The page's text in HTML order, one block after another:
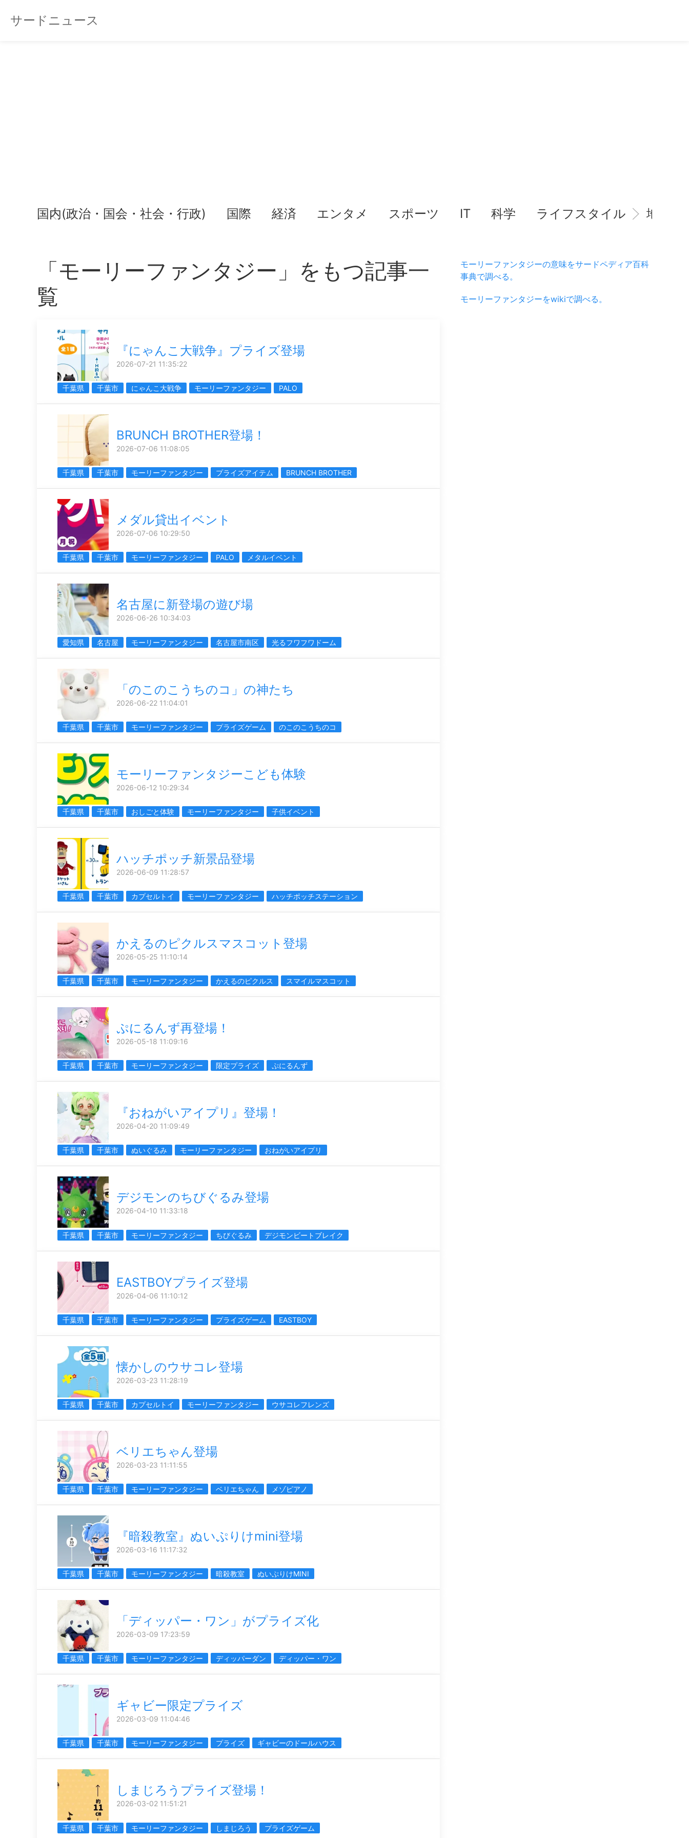
サードニュース
国内(政治・国会・社会・行政) 国際 経済 エンタメ スポーツ IT 科学 ライフスタイル 地域情
「モーリーファンタジー」をもつ記事一
覧
『にゃんこ大戦争』プライズ登場
2026-07-21 11:35:22
千葉県 千葉市 にゃんこ大戦争 モーリーファンタジー PALO
BRUNCH BROTHER登場！
2026-07-06 11:08:05
千葉県 千葉市 モーリーファンタジー プライズアイテム BRUNCH BROTHER
メダル貸出イベント
2026-07-06 10:29:50
千葉県 千葉市 モーリーファンタジー PALO メタルイベント
名古屋に新登場の遊び場
2026-06-26 10:34:03
愛知県 名古屋 モーリーファンタジー 名古屋市南区 光るフワフワドーム
「のこのこうちのコ」の神たち
2026-06-22 11:04:01
千葉県 千葉市 モーリーファンタジー プライズゲーム のこのこうちのコ
モーリーファンタジーこども体験
2026-06-12 10:29:34
千葉県 千葉市 おしごと体験 モーリーファンタジー 子供イベント
ハッチポッチ新景品登場
2026-06-09 11:28:57
千葉県 千葉市 カプセルトイ モーリーファンタジー ハッチポッチステーション
かえるのピクルスマスコット登場
2026-05-25 11:10:14
千葉県 千葉市 モーリーファンタジー かえるのピクルス スマイルマスコット
ぷにるんず再登場！
2026-05-18 11:09:16
千葉県 千葉市 モーリーファンタジー 限定プライズ ぷにるんず
『おねがいアイプリ』登場！
2026-04-20 11:09:49
千葉県 千葉市 ぬいぐるみ モーリーファンタジー おねがいアイプリ
デジモンのちびぐるみ登場
2026-04-10 11:33:18
千葉県 千葉市 モーリーファンタジー ちびぐるみ デジモンビートブレイク
EASTBOYプライズ登場
2026-04-06 11:10:12
千葉県 千葉市 モーリーファンタジー プライズゲーム EASTBOY
懐かしのウサコレ登場
2026-03-23 11:28:19
千葉県 千葉市 カプセルトイ モーリーファンタジー ウサコレフレンズ
ベリエちゃん登場
2026-03-23 11:11:55
千葉県 千葉市 モーリーファンタジー ベリエちゃん メゾピアノ
『暗殺教室』ぬいぷりけmini登場
2026-03-16 11:17:32
千葉県 千葉市 モーリーファンタジー 暗殺教室 ぬいぷりけMINI
「ディッパー・ワン」がプライズ化
2026-03-09 17:23:59
千葉県 千葉市 モーリーファンタジー ディッパーダン ディッパー・ワン
ギャビー限定プライズ
2026-03-09 11:04:46
千葉県 千葉市 モーリーファンタジー プライズ ギャビーのドールハウス
しまじろうプライズ登場！
2026-03-02 11:51:21
千葉県 千葉市 モーリーファンタジー しまじろう プライズゲーム
モーリーファンタジーの意味をサードペディア百科
事典で調べる。
モーリーファンタジーをwikiで調べる。